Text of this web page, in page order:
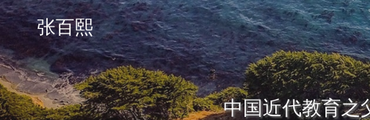
张百熙
中国近代教育之